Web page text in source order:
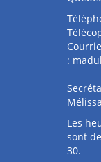
:
Les
sont
30.